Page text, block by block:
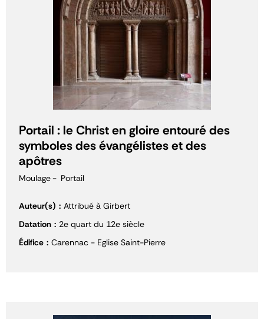
Portail : le Christ en gloire entouré des
symboles des évangélistes et des
apôtres
Moulage Portail
Auteur(s)
Attribué à Girbert
Datation
2e quart du 12e siècle
Édifice
Carennac - Eglise Saint-Pierre